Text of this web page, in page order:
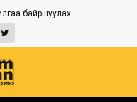
байршуулах